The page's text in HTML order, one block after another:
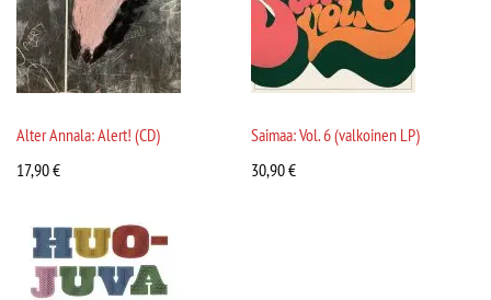
Alter Annala: Alert! (CD)
17,90€
Saimaa: Vol. 6 (valkoinen LP)
30,90€